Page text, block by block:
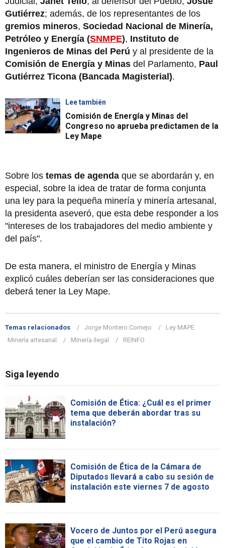
Gutiérrez; además, de los representantes de los
gremios mineros, Sociedad Nacional de Minería,
Petróleo y Energía (SNMPE), Instituto de
Ingenieros de Minas del Perú y al presidente de la
Comisión de Energía y Minas del Parlamento, Paul
Gutiérrez Ticona (Bancada Magisterial).
Lee también
Comisión de Energía y Minas del
Congreso no aprueba predictamen de la
Ley Mape
Sobre los temas de agenda que se abordarán y, en
especial, sobre la idea de tratar de forma conjunta
una ley para la pequeña minería y minería artesanal,
la presidenta aseveró, que esta debe responder a los
"intereses de los trabajadores del medio ambiente y
del país".
De esta manera, el ministro de Energía y Minas
explicó cuáles deberían ser las consideraciones que
deberá tener la Ley Mape.
Temas relacionados Jorge Montero Cornejo
Ley MAPE
Minería artesanal
Minería ilegal REINFO
Siga leyendo
Comisión de Ética: ¿Cuál es el primer
tema que deberán abordar tras su
instalación?
Comisión de Ética de la Cámara de
Diputados llevará a cabo su sesión de
instalación este viernes 7 de agosto
Vocero de Juntos por el Perú asegura
que el cambio de Tito Rojas en